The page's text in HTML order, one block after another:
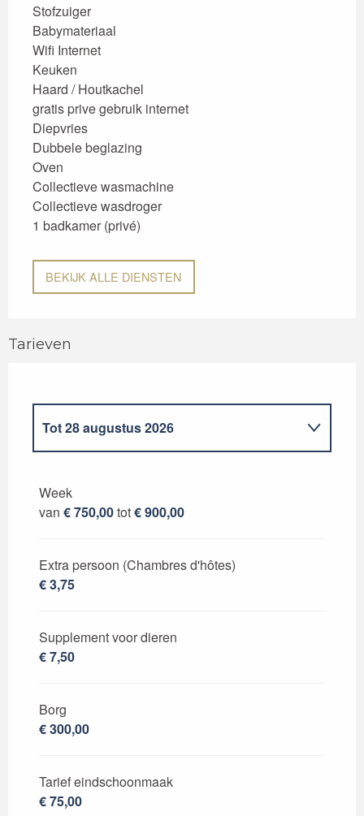
Stofzuiger
Babymateriaal
Wifi Internet
Keuken
Haard / Houtkachel
gratis prive gebruik internet
Diepvries
Dubbele beglazing
Oven
Collectieve wasmachine
Collectieve wasdroger
1 badkamer (privé)
BEKIJK ALLE DIENSTEN
Tarieven
Tot28 augustus 2026
Van29 augustus 2026
Week
van € 750,00tot€ 900,00
Extra persoon (Chambres d'hôtes)
€ 3,75
Supplement voor dieren
€ 7,50
Borg
€ 300,00
Tarief eindschoonmaak
€ 75,00